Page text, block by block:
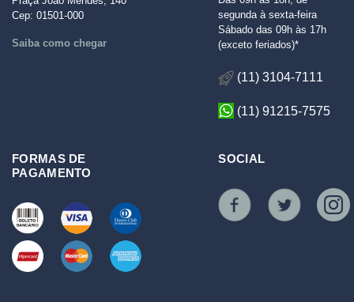
Cep: 01501-000
Saiba como chegar
segunda à sexta-feira
Sábado das 09h às 17h
(exceto feriados)*
(11) 3104-7111
(11) 91215-7575
FORMAS DE
PAGAMENTO
SOCIAL